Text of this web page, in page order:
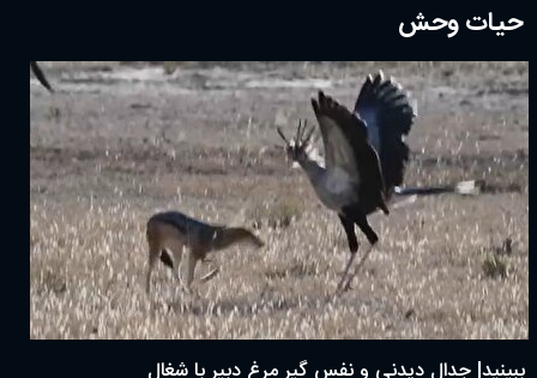
حیات وحش
ببینید| جدال دیدنی و نفس گیر مرغ دبیر با شغال